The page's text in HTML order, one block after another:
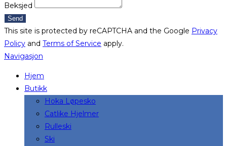
Beksjed
Send
This site is protected by reCAPTCHA and the Google Privacy
Policy and Terms of Service apply.
Navigasjon
Hjem
Butikk
Hoka Løpesko
Catlike Hjelmer
Rulleski
Ski